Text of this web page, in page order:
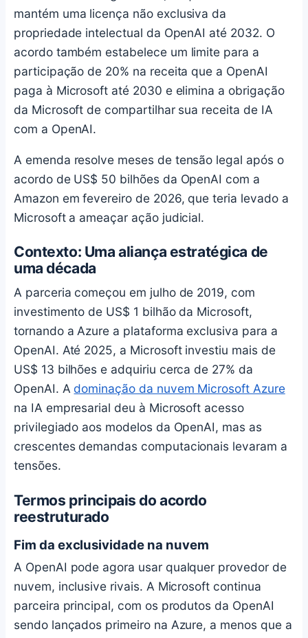
mantém uma licença não exclusiva da
propriedade intelectual da OpenAI até 2032. O
acordo também estabelece um limite para a
participação de 20% na receita que a OpenAI
paga à Microsoft até 2030 e elimina a obrigação
da Microsoft de compartilhar sua receita de IA
com a OpenAI.
A emenda resolve meses de tensão legal após o
acordo de US$ 50 bilhões da OpenAI com a
Amazon em fevereiro de 2026, que teria levado a
Microsoft a ameaçar ação judicial.
Contexto: Uma aliança estratégica de
uma década
A parceria começou em julho de 2019, com
investimento de US$ 1 bilhão da Microsoft,
tornando a Azure a plataforma exclusiva para a
OpenAI. Até 2025, a Microsoft investiu mais de
US$ 13 bilhões e adquiriu cerca de 27% da
OpenAI. A dominação da nuvem Microsoft Azure
na IA empresarial deu à Microsoft acesso
privilegiado aos modelos da OpenAI, mas as
crescentes demandas computacionais levaram a
tensões.
Termos principais do acordo
reestruturado
Fim da exclusividade na nuvem
A OpenAI pode agora usar qualquer provedor de
nuvem, inclusive rivais. A Microsoft continua
parceira principal, com os produtos da OpenAI
sendo lançados primeiro na Azure, a menos que a